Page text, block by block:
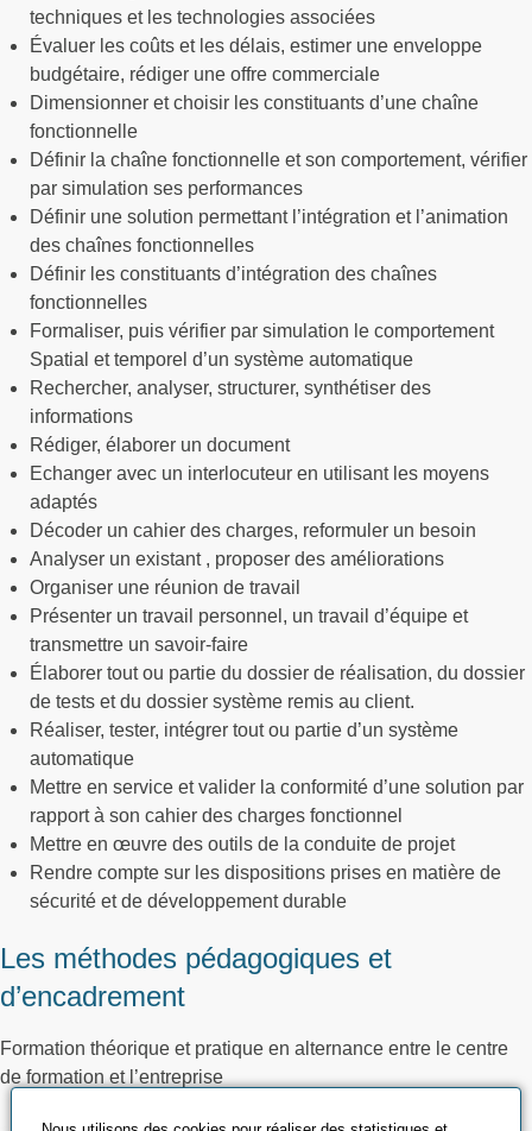
techniques et les technologies associées
Évaluer les coûts et les délais, estimer une enveloppe
budgétaire, rédiger une offre commerciale
Dimensionner et choisir les constituants d’une chaîne
fonctionnelle
Définir la chaîne fonctionnelle et son comportement, vérifier
par simulation ses performances
Définir une solution permettant l’intégration et l’animation
des chaînes fonctionnelles
Définir les constituants d’intégration des chaînes
fonctionnelles
Formaliser, puis vérifier par simulation le comportement
Spatial et temporel d’un système automatique
Rechercher, analyser, structurer, synthétiser des
informations
Rédiger, élaborer un document
Echanger avec un interlocuteur en utilisant les moyens
adaptés
Décoder un cahier des charges, reformuler un besoin
Analyser un existant , proposer des améliorations
Organiser une réunion de travail
Présenter un travail personnel, un travail d’équipe et
transmettre un savoir-faire
Élaborer tout ou partie du dossier de réalisation, du dossier
de tests et du dossier système remis au client.
Réaliser, tester, intégrer tout ou partie d’un système
automatique
Mettre en service et valider la conformité d’une solution par
rapport à son cahier des charges fonctionnel
Mettre en œuvre des outils de la conduite de projet
Rendre compte sur les dispositions prises en matière de
sécurité et de développement durable
Les méthodes pédagogiques et
d’encadrement
Formation théorique et pratique en alternance entre le centre
de formation et l’entreprise